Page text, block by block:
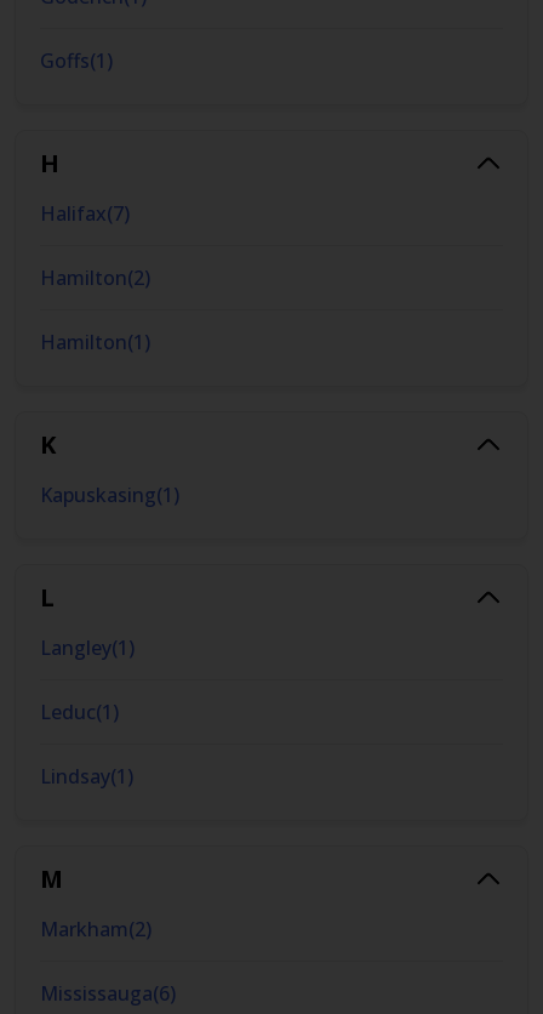
Goffs(1)
H
Halifax(7)
Hamilton(2)
Hamilton(1)
K
Kapuskasing(1)
L
Langley(1)
Leduc(1)
Lindsay(1)
M
Markham(2)
Mississauga(6)